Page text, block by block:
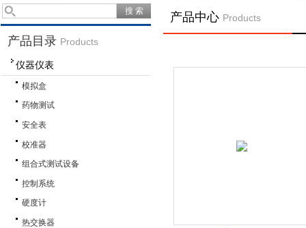
产品目录 Products
仪器仪表
模拟盒
药物测试
安全表
校准器
组合式测试设备
控制系统
硬度计
热交换器
产品中心 Products